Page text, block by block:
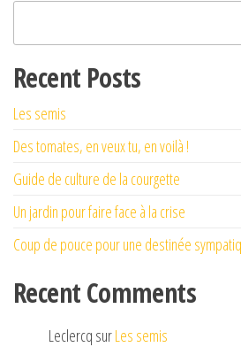
Recent Posts
Les semis
Des tomates, en veux tu, en voilà !
Guide de culture de la courgette
Un jardin pour faire face à la crise
Coup de pouce pour une destinée
Recent Comments
Leclercq surLes semis